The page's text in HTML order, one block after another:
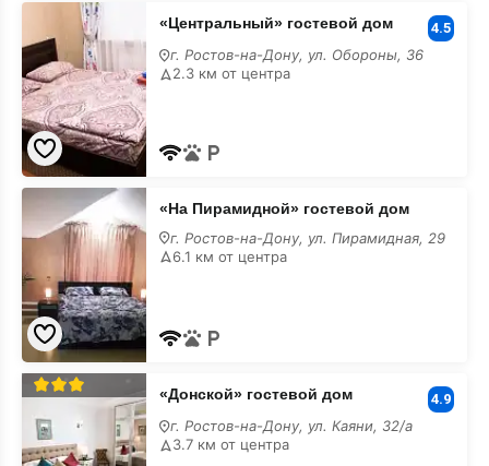
«Центральный»
гостевой
дом
недорого
«Центральный» гостевой дом 4.5
г. Ростов-на-Дону, ул. Обороны, 36
2.3 км от центра
«На
Пирамидной»
гостевой
недорого
«На Пирамидной» гостевой дом
г. Ростов-на-Дону, ул. Пирамидная, 29
6.1 км от центра
«Донской»
гостевой
дом
недорого
«Донской» гостевой дом 4.9
г. Ростов-на-Дону, ул. Каяни, 32/а
3.7 км от центра